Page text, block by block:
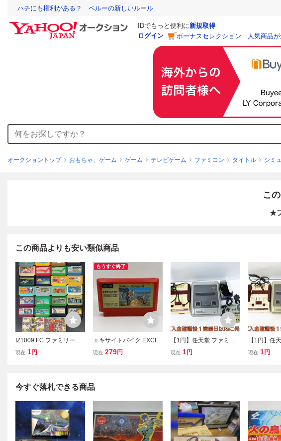
ハチにも権利がある？ ペルーの新しいルール
IDでもっと便利に新規取得
ログイン
ボーナスセレクション 人気商品が
オークショントップ おもちゃ、ゲーム ゲーム テレビゲーム ファミコン タイトル シミ
こ
★
この商品よりも安い類似商品
IZ1009 FC ファミリーコ
ンピュータ ファミコン カ
現在 1円
もうすぐ終了
エキサイトバイク EXCIT
E BIKE Nintendo 1984 任
現在 279円
【1円】任天堂 ファミリ
ーコンピュータ スーパー
現在 1円
【1円】任
ーコンピュ
現在 1円
今すぐ落札できる商品